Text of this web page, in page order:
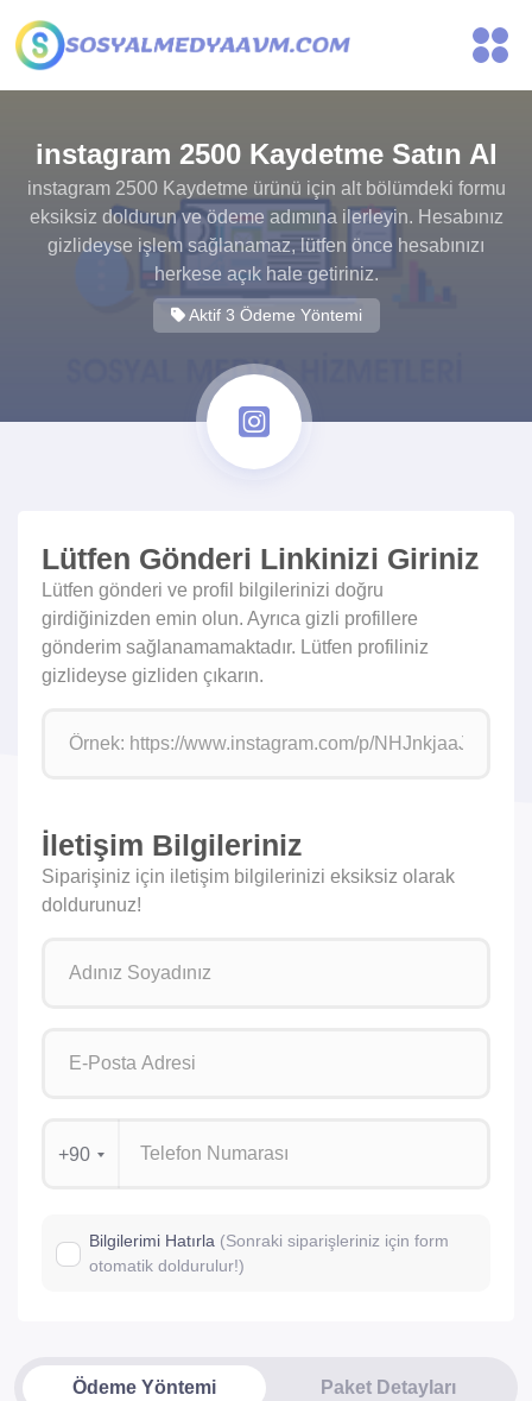
instagram 2500 Kaydetme Satın Al
instagram 2500 Kaydetme ürünü için alt bölümdeki formu
eksiksiz doldurun ve ödeme adımına ilerleyin. Hesabınız
gizlideyse işlem sağlanamaz, lütfen önce hesabınızı
herkese açık hale getiriniz.
Aktif 3 Ödeme Yöntemi
Lütfen Gönderi Linkinizi Giriniz
Lütfen gönderi ve profil bilgilerinizi doğru
girdiğinizden emin olun. Ayrıca gizli profillere
gönderim sağlanamamaktadır. Lütfen profiliniz
gizlideyse gizliden çıkarın.
İletişim Bilgileriniz
Siparişiniz için iletişim bilgilerinizi eksiksiz olarak
doldurunuz!
+90
Bilgilerimi Hatırla (Sonraki siparişleriniz için form
otomatik doldurulur!)
Ödeme Yöntemi Paket Detayları